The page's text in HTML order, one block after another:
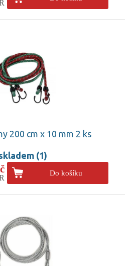
200 cm x 10 mm 2 ks
(1)
Do košíku